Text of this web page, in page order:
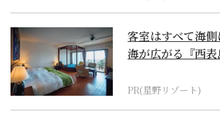
客室はすべて海
海が広がる『西
PR(星野リゾート)